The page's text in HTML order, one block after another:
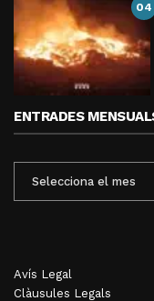
04
ENTRADES
MENSUALS
Avís Legal
Clàusules Legals